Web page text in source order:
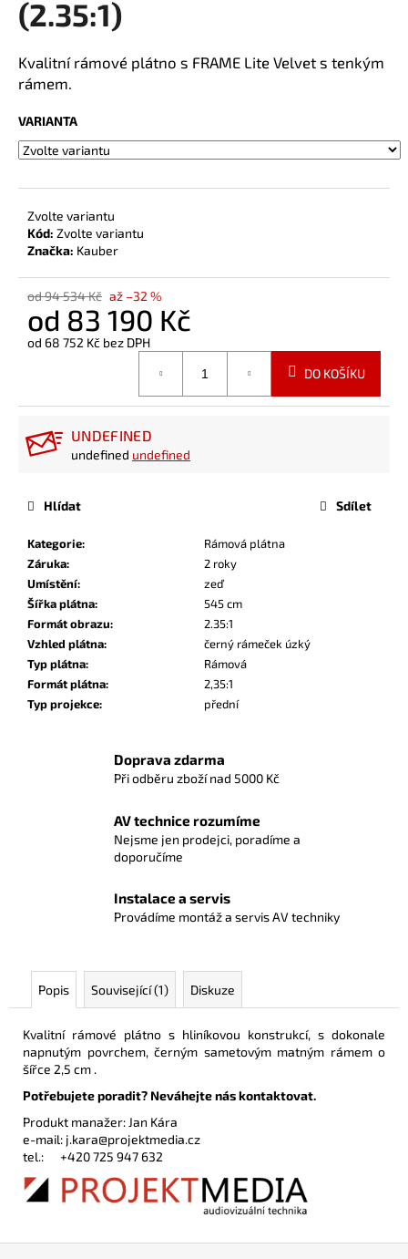
(2.35:1)
Kvalitní rámové plátno s FRAME Lite Velvet s tenkým
rámem.
VARIANTA
Zvolte variantu
Kód: Zvolte variantu
Značka: Kauber
od 94 534 Kč až –32 %
od 83 190 Kč
od 68 752 Kč bez DPH
DO KOŠÍKU
UNDEFINED
undefined undefined
Kategorie:
Rámová plátna
Záruka:
2 roky
Umístění:
zeď
Šířka plátna:
545 cm
Formát obrazu:
2.35:1
Vzhled plátna:
černý rámeček úzký
Typ plátna:
Rámová
Formát plátna:
2,35:1
Typ projekce: přední
Hlídat Sdílet
Doprava zdarma
Při odběru zboží nad 5000 Kč
AV technice rozumíme
Nejsme jen prodejci, poradíme a
doporučíme
Instalace a servis
Provádíme montáž a servis AV techniky
Popis Související (1) Diskuze
Kvalitní rámové plátno s hliníkovou konstrukcí, s dokonale
napnutým povrchem, černým sametovým matným rámem o
šířce 2,5 cm .
Potřebujete poradit? Neváhejte nás kontaktovat.
Produkt manažer: Jan Kára
e-mail: j.kara@projektmedia.cz
tel.: +420 725 947 632
a
í
t
?